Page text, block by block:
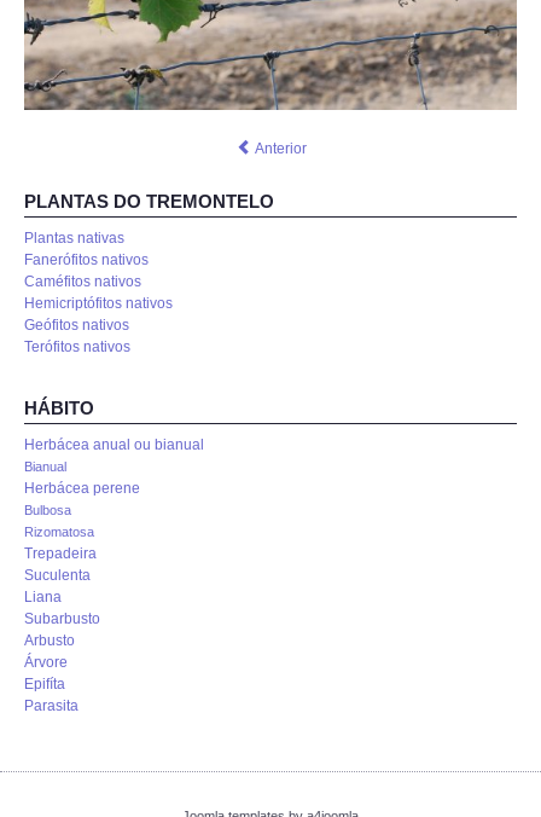
Anterior
PLANTAS DO TREMONTELO
Plantas nativas
Fanerófitos nativos
Caméfitos nativos
Hemicriptófitos nativos
Geófitos nativos
Terófitos nativos
HÁBITO
Herbácea anual ou bianual
Bianual
Herbácea perene
Bulbosa
Rizomatosa
Trepadeira
Suculenta
Liana
Subarbusto
Arbusto
Árvore
Epifíta
Parasita